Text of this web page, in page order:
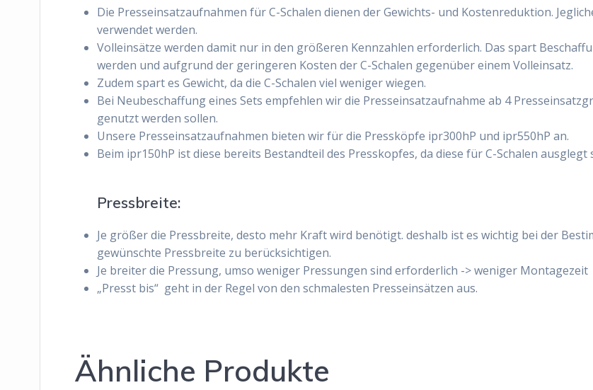
Die Presseinsatzaufnahmen für C-Schalen dienen der Gewichts- und Kostenreduktion.
verwendet werden.
Volleinsätze werden damit nur in den größeren Kennzahlen erforderlich. Das spart
werden und aufgrund der geringeren Kosten der C-Schalen gegenüber einem Volleinsatz.
Zudem spart es Gewicht, da die C-Schalen viel weniger wiegen.
Bei Neubeschaffung eines Sets empfehlen wir die Presseinsatzaufnahme ab 4
genutzt werden sollen.
Unsere Presseinsatzaufnahmen bieten wir für die Pressköpfe ipr300hP und ipr550hP an.
Beim ipr150hP ist diese bereits Bestandteil des Presskopfes, da diese für C-Schalen ausglegt
Pressbreite:
Je größer die Pressbreite, desto mehr Kraft wird benötigt. deshalb ist es wichtig bei der
gewünschte Pressbreite zu berücksichtigen.
Je breiter die Pressung, umso weniger Pressungen sind erforderlich -> weniger Montagezeit
„Presst bis“ geht in der Regel von den schmalesten Presseinsätzen aus.
Ähnliche Produkte